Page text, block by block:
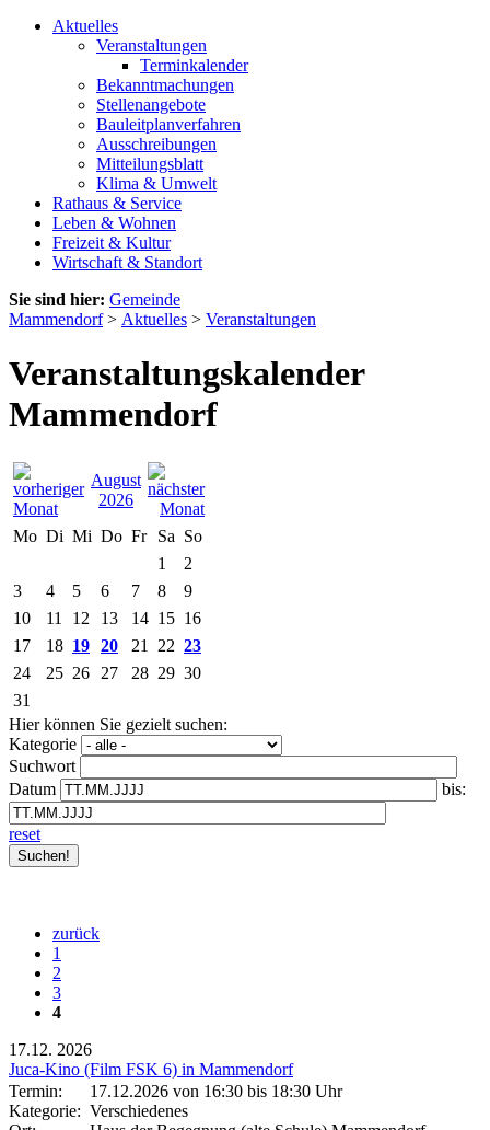
Aktuelles
Veranstaltungen
Terminkalender
Bekanntmachungen
Stellenangebote
Bauleitplanverfahren
Ausschreibungen
Mitteilungsblatt
Klima & Umwelt
Rathaus & Service
Leben & Wohnen
Freizeit & Kultur
Wirtschaft & Standort
Sie sind hier: Gemeinde
Mammendorf> Aktuelles > Veranstaltungen
Veranstaltungskalender
Mammendorf
August
2026
Mo Di Mi Do Fr Sa So
1
2
3
4 5 6 7 8
9
10
11 12 13 14 15 16
17
18 19 20 21 22 23
24
25 26 27 28 29 30
31
Hier können Sie gezielt suchen:
Kategorie
Suchwort
Datum
bis:
reset
zurück
1
2
3
4
17.12. 2026
Juca-Kino (Film FSK 6) in Mammendorf
Termin:
17.12.2026 von 16:30 bis 18:30 Uhr
Kategorie: Verschiedenes